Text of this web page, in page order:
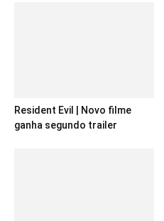
Resident Evil | Novo filme
ganha segundo trailer